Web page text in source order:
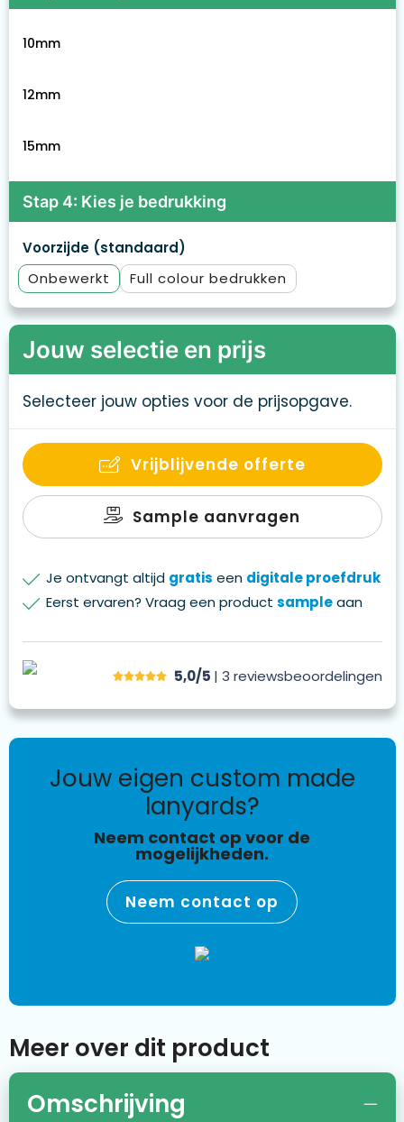
10mm
12mm
15mm
Stap 4: Kies je bedrukking
Voorzijde (standaard)
Onbewerkt
Full colour
Jouw selectie en prijs
Selecteer jouw opties voor de prijsopgave.
Vrijblijvende offerte
Sample aanvragen
Je ontvangt altijd gratis een digitale proefdruk
Eerst ervaren? Vraag een product sampleaan
5,0/5 | 3 reviewsbeoordelingen
jouw eigen custom made
lanyards?
Neem contact op voor de
mogelijkheden.
Neem contact op
Meer over dit product
Omschrijving